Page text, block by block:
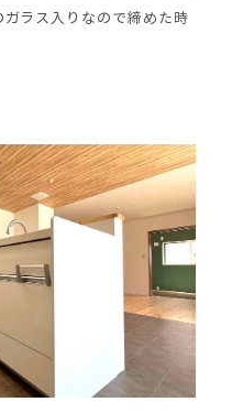
ラス入りなので締めた時